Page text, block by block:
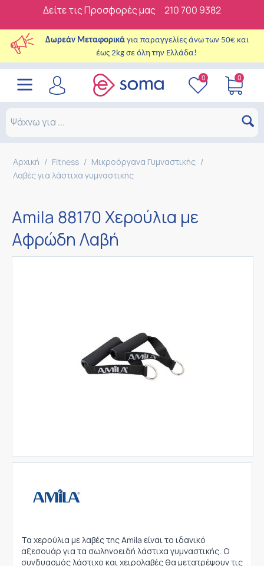
Δείτε τις Προσφορές μας 210 700 9382
Δωρεάν Μεταφορικά για παραγγελίες άνω των 50€ και
έως 2kg σε όλη την Ελλάδα!
0 0
Αρχική / Fitness / Μικροόργανα Γυμναστικής /
Λαβές για λάστιχα γυμναστικής
Amila 88170 Χερούλια με
Αφρώδη Λαβή
Τα χερούλια με λαβές της Amila είναι το ιδανικό
αξεσουάρ για τα σωληνοειδή λάστιχα γυμναστικής. Ο
συνδυασμός λάστιχο και χειρολαβές θα μετατρέψουν τις